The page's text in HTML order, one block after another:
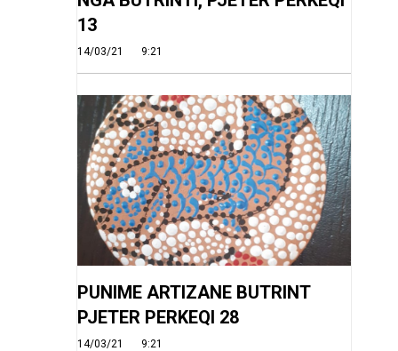
13
14/03/21 9:21
PUNIME ARTIZANE BUTRINT
PJETER PERKEQI 28
14/03/21 9:21